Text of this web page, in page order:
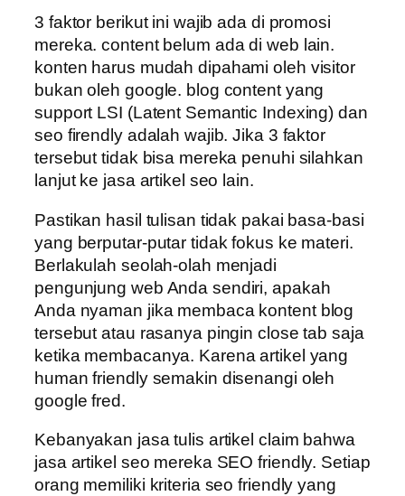
3 faktor berikut ini wajib ada di promosi
mereka. content belum ada di web lain.
konten harus mudah dipahami oleh visitor
bukan oleh google. blog content yang
support LSI (Latent Semantic Indexing) dan
seo firendly adalah wajib. Jika 3 faktor
tersebut tidak bisa mereka penuhi silahkan
lanjut ke jasa artikel seo lain.
Pastikan hasil tulisan tidak pakai basa-basi
yang berputar-putar tidak fokus ke materi.
Berlakulah seolah-olah menjadi
pengunjung web Anda sendiri, apakah
Anda nyaman jika membaca kontent blog
tersebut atau rasanya pingin close tab saja
ketika membacanya. Karena artikel yang
human friendly semakin disenangi oleh
google fred.
Kebanyakan jasa tulis artikel claim bahwa
jasa artikel seo mereka SEO friendly. Setiap
orang memiliki kriteria seo friendly yang